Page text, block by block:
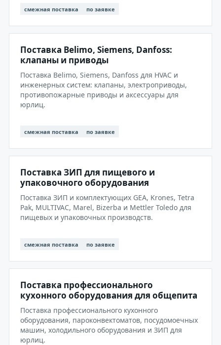
смежная поставка по заявке
Поставка Belimo, Siemens, Danfoss:
клапаны и приводы
Поставка Belimo, Siemens, Danfoss для HVAC и
инженерных систем: клапаны, электроприводы,
противопожарные приводы и аксессуары для
юрлиц.
смежная поставка по заявке
Поставка ЗИП для пищевого и
упаковочного оборудования
Поставка ЗИП и комплектующих GEA, Krones, Tetra
Pak, MULTIVAC, Marel, Bizerba и Mettler Toledo для
пищевых и упаковочных производств.
смежная поставка по заявке
Поставка профессионального
кухонного оборудования для общепита
Поставка профессионального кухонного
оборудования, пароконвектоматов, посудомоечных
машин, холодильного оборудования и ЗИП для
юрлиц.